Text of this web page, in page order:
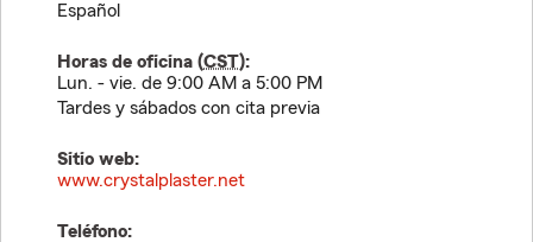
Español
Horas de oficina (CST):
Lun. - vie. de 9:00 AM a 5:00 PM
Tardes y sábados con cita previa
Sitio web:
www.crystalplaster.net
Teléfono: